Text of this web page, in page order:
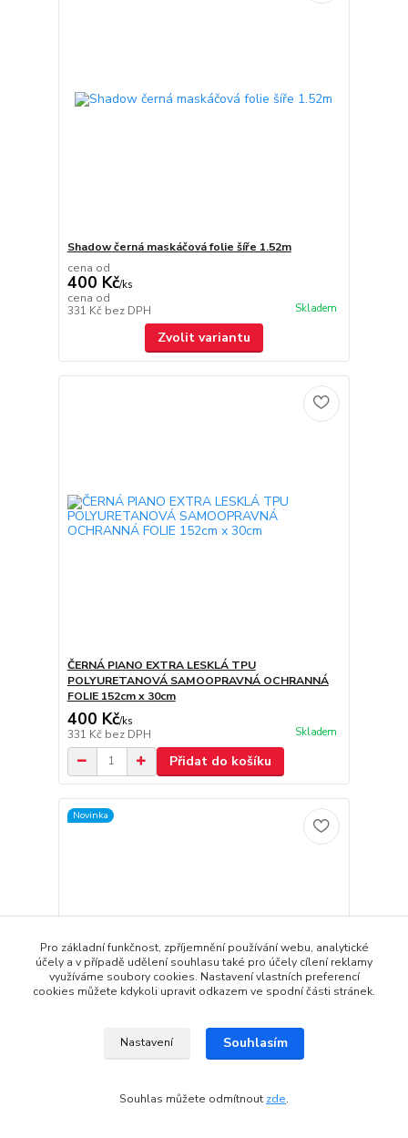
Shadow černá maskáčová folie šíře 1.52m
cena od
400 Kč/ks
cena od
331 Kč bez DPH Skladem
Zvolit variantu
ČERNÁ PIANO EXTRA LESKLÁ TPU
POLYURETANOVÁ SAMOOPRAVNÁ OCHRANNÁ
FOLIE 152cm x 30cm
400 Kč/ks
331 Kč bez DPH Skladem
Přidat do košíku
Novinka
Pro základní funkčnost, zpříjemnění používání webu, analytické
účely a v případě udělení souhlasu také pro účely cílení reklamy
využíváme soubory cookies. Nastavení vlastních preferencí
cookies můžete kdykoli upravit odkazem ve spodní části stránek.
Nastavení Souhlasím
Souhlas můžete odmítnout zde.